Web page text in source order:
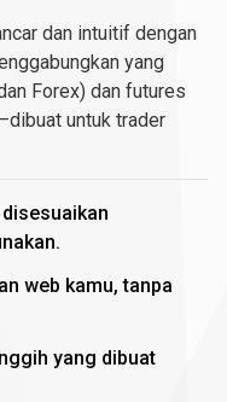
dan intuitif dengan
yang
Forex) dan futures
untuk trader
web kamu, tanpa
yang dibuat